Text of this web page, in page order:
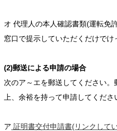
オ 代理人の本人確認書類(運転免
窓口で提示していただくだけでけ
(2)郵送による申請の場合
次のア～エを郵送してください
上、余裕を持って申請してくださ
ア 証明書交付申請書(リンクして